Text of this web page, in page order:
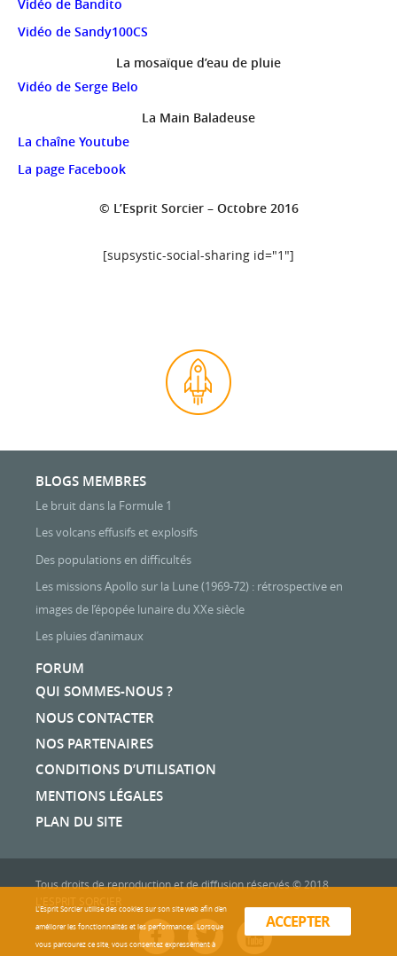
Vidéo de Bandito
Vidéo de Sandy100CS
La mosaïque d’eau de pluie
Vidéo de Serge Belo
La Main Baladeuse
La chaîne Youtube
La page Facebook
© L’Esprit Sorcier – Octobre 2016
[supsystic-social-sharing id="1"]
BLOGS MEMBRES
Le bruit dans la Formule 1
Les volcans effusifs et explosifs
Des populations en difficultés
Les missions Apollo sur la Lune (1969-72) : rétrospective en
images de l’épopée lunaire du XXe siècle
Les pluies d’animaux
FORUM
QUI SOMMES-NOUS ?
NOUS CONTACTER
NOS PARTENAIRES
CONDITIONS D’UTILISATION
MENTIONS LÉGALES
PLAN DU SITE
Tous droits de reproduction et de diffusion réservés © 2018
ACCEPTER
L'Esprit Sorcier utilise des cookies sur son site web afin d’en
améliorer les fonctionnalités et les performances. Lorsque
vous parcourez ce site, vous consentez expressément à